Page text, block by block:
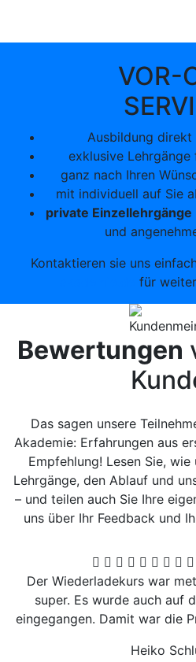
VOR-
Ausbildung
exklusive
ganz nach Ihren
mit individuell auf Sie
private Einzellehrgänge
und
Kontaktieren sie uns
für
Bewertungen
Das sagen unsere
Akademie: Erfahrungen aus
Empfehlung! Lesen Sie,
Lehrgänge, den Ablauf und
– und teilen auch Sie Ihre
uns über Ihr Feedback und
Der Wiederladekurs war
super. Es wurde auch auf
eingegangen. Damit war die
Heiko